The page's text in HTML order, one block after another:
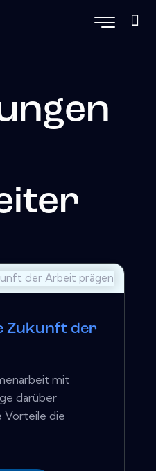
Zukunft der
mit
darüber
Vorteile die